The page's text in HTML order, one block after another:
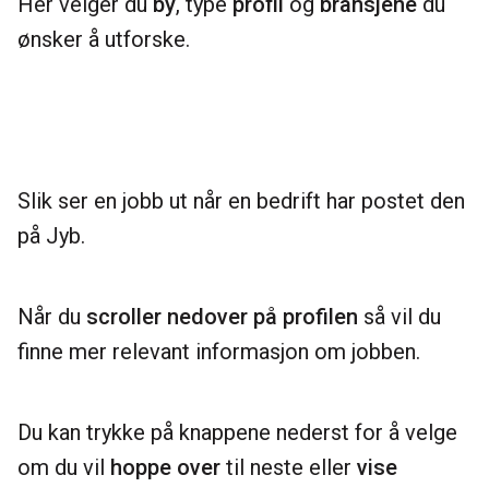
ønsker å utforske.
Slik ser en jobb ut når en bedrift har postet den
på Jyb.
Når du scroller nedover på profilen så vil du
finne mer relevant informasjon om jobben.
Du kan trykke på knappene nederst for å velge
om du vil hoppe over til neste eller vise